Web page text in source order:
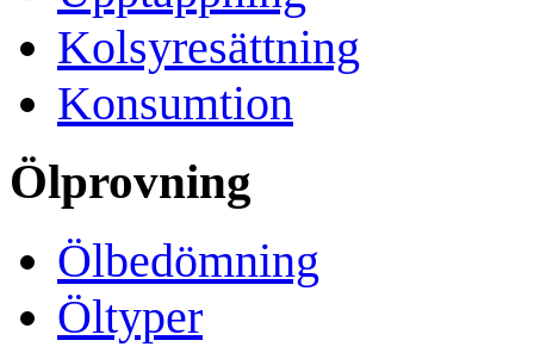
Kolsyresättning
Konsumtion
Ölprovning
Ölbedömning
Öltyper